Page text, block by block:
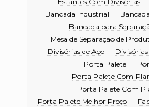
Bancada Industrial
Bancada para
Mesa de Separação de
Divisórias de Aço
Porta Palete
Porta Palete Com
Porta Palete Com
Porta Palete Melhor Preço